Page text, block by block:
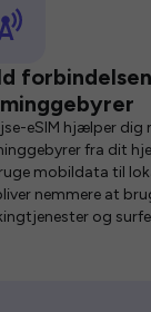
eSIM hjælper
fra dit
mobildata til
nemmere at
og